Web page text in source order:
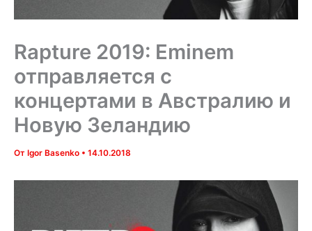
Rapture 2019: Eminem
отправляется с
концертами в Австралию и
Новую Зеландию
От Igor Basenko • 14.10.2018